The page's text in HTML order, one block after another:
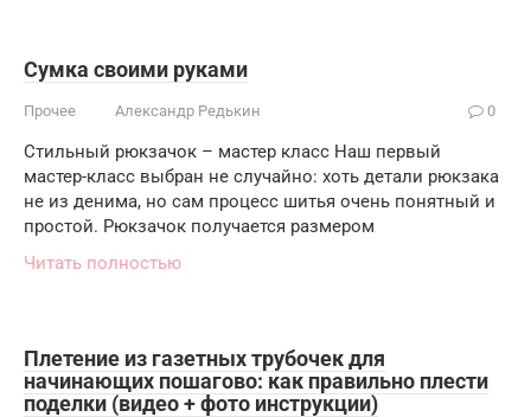
Сумка своими руками
Прочее Александр Редькин 0
Стильный рюкзачок – мастер класс Наш первый
мастер-класс выбран не случайно: хоть детали рюкзака
не из денима, но сам процесс шитья очень понятный и
простой. Рюкзачок получается размером
Читать полностью
Плетение из газетных трубочек для
начинающих пошагово: как правильно плести
поделки (видео + фото инструкции)